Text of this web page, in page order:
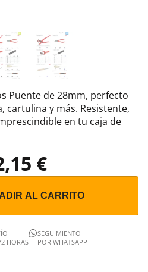
Puente de 28mm, perfecto
cartulina y más. Resistente,
en tu caja de
€
AL CARRITO
HORAS
SEGUIMIENTO
POR WHATSAPP